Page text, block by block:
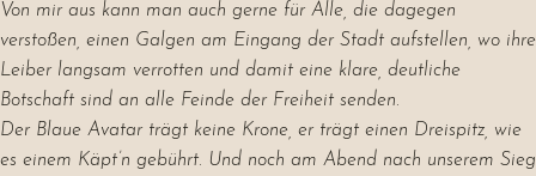
Von mir aus kann man auch gerne für Alle, die dagegen
verstoßen, einen Galgen am Eingang der Stadt aufstellen, wo ihre
Leiber langsam verrotten und damit eine klare, deutliche
Botschaft sind an alle Feinde der Freiheit senden.
Der Blaue Avatar trägt keine Krone, er trägt einen Dreispitz, wie
es einem Käpt’n gebührt. Und noch am Abend nach unserem Sieg